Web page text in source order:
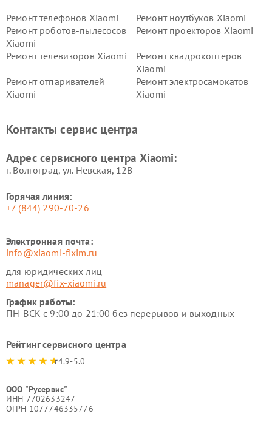
Ремонт телефонов Xiaomi
Ремонт ноутбуков Xiaomi
Ремонт роботов-пылесосов
Xiaomi
Ремонт проекторов Xiaomi
Ремонт телевизоров Xiaomi
Ремонт квадрокоптеров
Xiaomi
Ремонт отпаривателей
Xiaomi
Ремонт электросамокатов
Xiaomi
Ремонт стиральных машин
Ремонт смарт-часов Xiaomi
Контакты сервис центра
Адрес сервисного центра Xiaomi:
г. Волгоград, ул. Невская, 12В
Горячая линия:
+7 (844) 290-70-26
Электронная почта:
info@xiaomi-fixim.ru
для юридических лиц
manager@fix-xiaomi.ru
График работы:
ПН-ВСК с 9:00 до 21:00 без перерывов и выходных
Рейтинг сервисного центра
4.9-5.0
ООО "Русервис"
ИНН 7702633247
ОГРН 1077746335776